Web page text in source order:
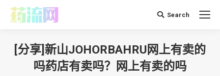
搜 Search
[分享]新山JOHORBAHRU网上有卖的
吗药店有卖吗？网上有卖的吗